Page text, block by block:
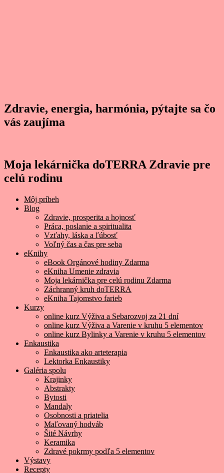
Zdravie, energia, harmónia, pýtajte sa čo
vás zaujíma
Moja lekárnička doTERRA Zdravie pre
celú rodinu
Môj príbeh
Blog
Zdravie, prosperita a hojnosť
Práca, poslanie a spiritualita
Vzťahy, láska a ľúbosť
Voľný čas a čas pre seba
eKnihy
eBook Orgánové hodiny Zdarma
eKniha Umenie zdravia
Moja lekárnička pre celú rodinu Zdarma
Záchranný kruh doTERRA
eKniha Tajomstvo farieb
Kurzy
online kurz Výživa a Sebarozvoj za 21 dní
online kurz Výživa a Varenie v kruhu 5 elementov
online kurz Bylinky a Varenie v kruhu 5 elementov
Enkaustika
Enkaustika ako arteterapia
Lektorka Enkaustiky
Galéria spolu
Krajinky
Abstrakty
Bytosti
Mandaly
Osobnosti a priatelia
Maľovaný hodváb
Šité Návrhy
Keramika
Zdravé pokrmy podľa 5 elementov
Výstavy
Recepty